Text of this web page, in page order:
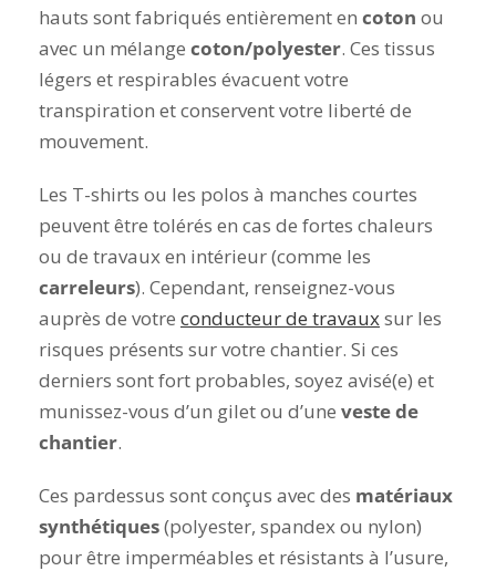
hauts sont fabriqués entièrement en coton ou
avec un mélange coton/polyester. Ces tissus
légers et respirables évacuent votre
transpiration et conservent votre liberté de
mouvement.
Les T-shirts ou les polos à manches courtes
peuvent être tolérés en cas de fortes chaleurs
ou de travaux en intérieur (comme les
carreleurs). Cependant, renseignez-vous
auprès de votre conducteur de travauxsur les
risques présents sur votre chantier. Si ces
derniers sont fort probables, soyez avisé(e) et
munissez-vous d’un gilet ou d’une veste de
chantier.
Ces pardessus sont conçus avec des matériaux
synthétiques(polyester, spandex ou nylon)
pour être imperméables et résistants à l’usure,